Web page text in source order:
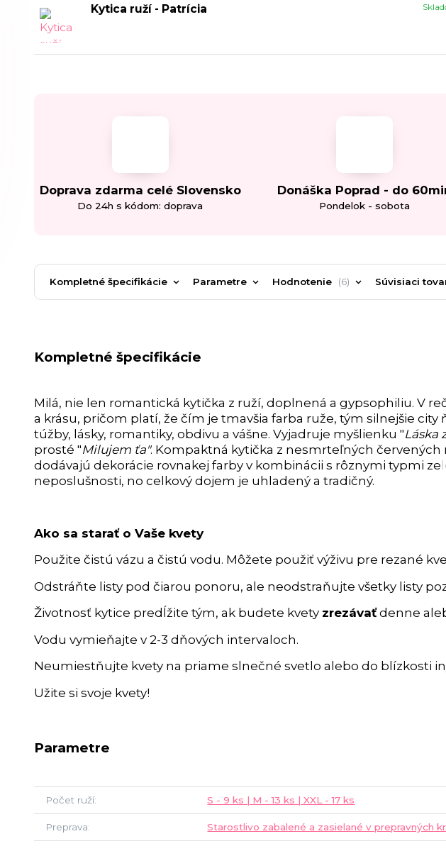
Kytica ruží - Patrícia
Doprava zdarma celé Slovensko
Do 24h s kódom: doprava
Donáška Poprad - do
Pondelok - sobota
Kompletné špecifikácie Parametre Hodnotenie 6 Súvisiaci
Kompletné špecifikácie
Milá, nie len romantická kytička z ruží, doplnená a gypsophiliu. V
a krásu, pričom platí, že čím je tmavšia farba ruže, tým silnejšie city
túžby, lásky, romantiky, obdivu a vášne. Vyjadruje myšlienku "Láska
prosté "Milujem ťa". Kompaktná kytička z nesmrteľných
dodávajú dekorácie rovnakej farby v kombinácii s rôznymi typmi
neposlušnosti, no celkový dojem je uhladený a tradičný.
Ako sa starať o Vaše kvety
Použite čistú vázu a čistú vodu. Môžete použiť výživu pre rezané
Odstráňte listy pod čiarou ponoru, ale neodstraňujte všetky listy
Životnosť kytice predĺžite tým, ak budete kvety zrezávaťdenne
Vodu vymieňajte v 2-3 dňových intervaloch.
Neumiestňujte kvety na priame slnečné svetlo alebo do blízkosti
Užite si svoje kvety!
Parametre
Počet ruží S - 9 ks | M - 13 ks | XXL - 17 ks
Preprava Starostlivo zabalené a zasielané v prepravných